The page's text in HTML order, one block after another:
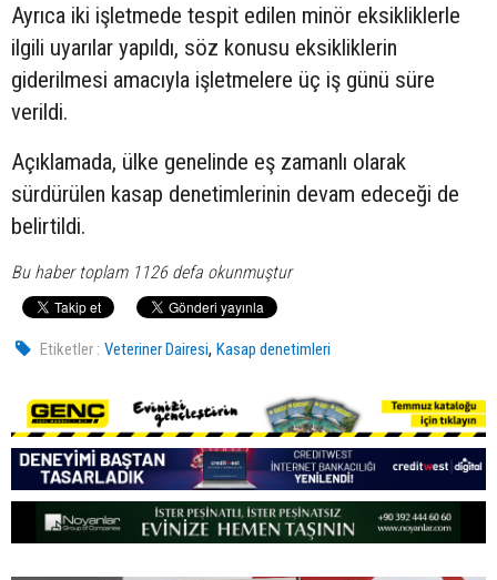
Ayrıca iki işletmede tespit edilen minör eksikliklerle
ilgili uyarılar yapıldı, söz konusu eksikliklerin
giderilmesi amacıyla işletmelere üç iş günü süre
verildi.
Açıklamada, ülke genelinde eş zamanlı olarak
sürdürülen kasap denetimlerinin devam edeceği de
belirtildi.
Bu haber toplam 1126 defa okunmuştur
Etiketler : Veteriner Dairesi,Kasap denetimleri